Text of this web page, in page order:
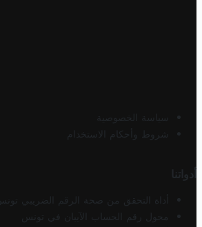
سياسة الخصوصية
شروط وأحكام الاستخدام
أدواتنا
أداة التحقق من صحة الرقم الضريبي تونس
محول رقم الحساب الآيبان في تونس